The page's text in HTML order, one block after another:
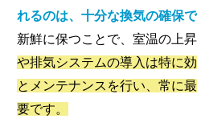
れるのは、十分な換気の確保
新鮮に保つことで、室温の上昇
や排気システムの導入は特に
とメンテナンスを行い、常に
要です。